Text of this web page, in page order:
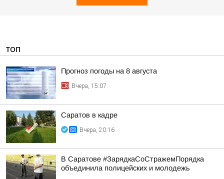
ТОП
Прогноз погоды на 8 августа
Вчера, 15:07
Саратов в кадре
Вчера, 20:16
В Саратове #ЗарядкаСоСтражемПорядка
объединила полицейских и молодежь